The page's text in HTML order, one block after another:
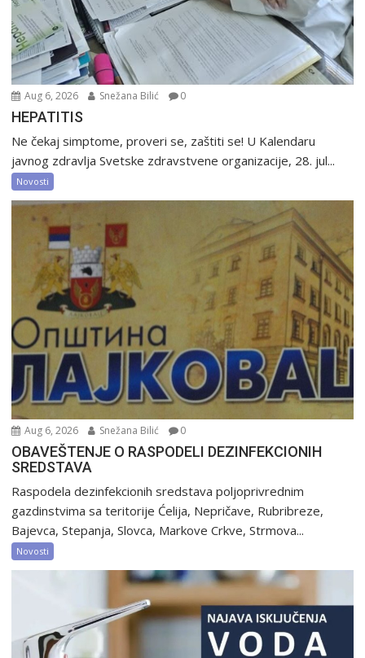
Aug 6, 2026 Snežana Bilić 0
HEPATITIS
Ne čekaj simptome, proveri se, zaštiti se! U Kalendaru
javnog zdravlja Svetske zdravstvene organizacije, 28. jul...
Novosti
Aug 6, 2026 Snežana Bilić 0
OBAVEŠTENJE O RASPODELI DEZINFEKCIONIH
SREDSTAVA
Raspodela dezinfekcionih sredstava poljoprivrednim
gazdinstvima sa teritorije Ćelija, Nepričave, Rubribreze,
Bajevca, Stepanja, Slovca, Markove Crkve, Strmova...
Novosti